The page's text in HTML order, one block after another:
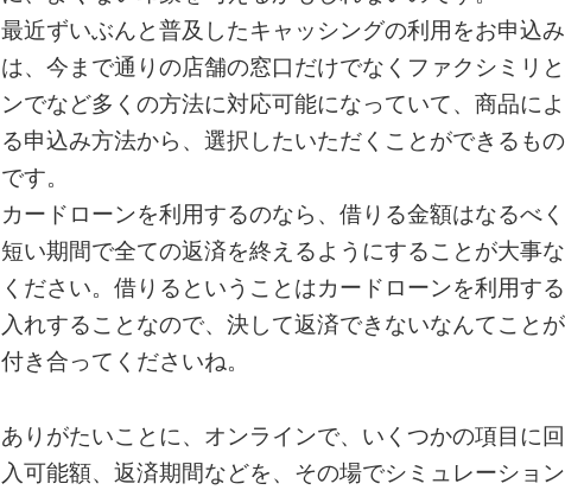
最近ずいぶんと普及したキャッシングの利用をお申込
は、今まで通りの店舗の窓口だけでなくファクシミリ
ンでなど多くの方法に対応可能になっていて、商品に
る申込み方法から、選択したいただくことができるも
です。
カードローンを利用するのなら、借りる金額はなるべく
短い期間で全ての返済を終えるようにすることが大事
ください。借りるということはカードローンを利用す
入れすることなので、決して返済できないなんてこと
付き合ってくださいね。
ありがたいことに、オンラインで、いくつかの項目に
入可能額、返済期間などを、その場でシミュレーショ